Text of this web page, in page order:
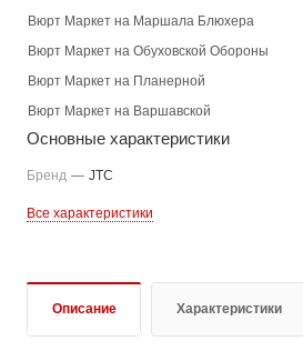
Вюрт Маркет на Маршала Блюхера
Вюрт Маркет на Обуховской Обороны
Вюрт Маркет на Планерной
Вюрт Маркет на Варшавской
Основные характеристики
Бренд — JTC
Все характеристики
Описание Характеристики